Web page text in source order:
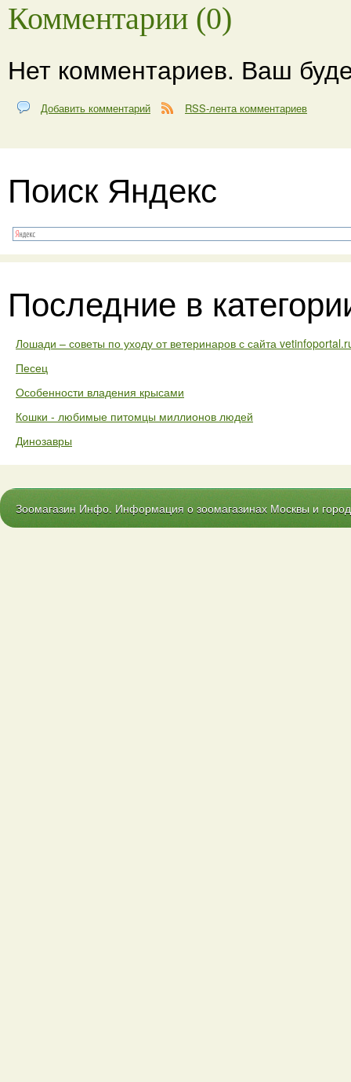
Комментарии (0)
Нет комментариев. Ваш
Добавить комментарий RSS-лента комментариев
Поиск Яндекс
Последние в
Лошади – советы по уходу от ветеринаров с сайта
Песец
Особенности владения крысами
Кошки - любимые питомцы миллионов людей
Динозавры
Зоомагазин Инфо. Информация о зоомагазинах Москвы и